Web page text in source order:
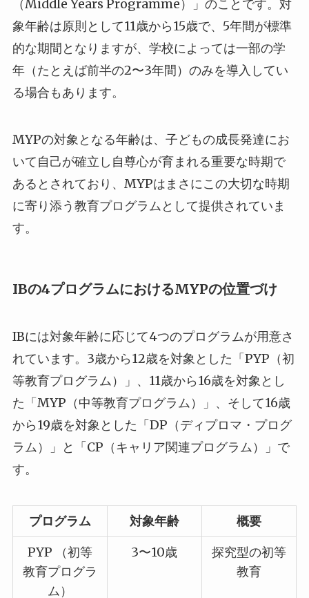
（Middle Years Programme）」のことです。対
象年齢は原則として11歳から15歳で、5年間が標準
的な期間となりますが、学校によっては一部の学
年（たとえば前半の2〜3年間）のみを導入してい
る場合もあります。
MYPの対象となる年齢は、子どもの成長発達にお
いて自己が確立し自尊心が育まれる重要な時期で
あるとされており、MYPはまさにこの大切な時期
に寄り添う教育プログラムとして提供されていま
す。
IBの4プログラムにおけるMYPの位置づけ
IBには対象年齢に応じて4つのプログラムが用意さ
れています。3歳から12歳を対象とした「PYP（初
等教育プログラム）」、11歳から16歳を対象とし
た「MYP（中等教育プログラム）」、そして16歳
から19歳を対象とした「DP（ディプロマ・プログ
ラム）」と「CP（キャリア関連プログラム）」で
す。
プログラム 対象年齢
概要
PYP （初等
教育プログラ
ム）
3〜10歳
探究型の初等
教育